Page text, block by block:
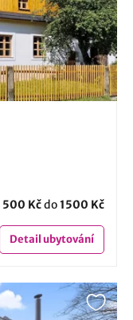
500 Kčdo1500 Kč
Detailubytování